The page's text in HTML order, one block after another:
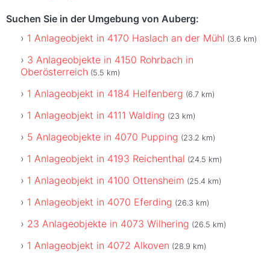
Suchen Sie in der Umgebung von Auberg:
1 Anlageobjekt in 4170 Haslach an der Mühl (3.6 km)
3 Anlageobjekte in 4150 Rohrbach in
Oberösterreich (5.5 km)
1 Anlageobjekt in 4184 Helfenberg (6.7 km)
1 Anlageobjekt in 4111 Walding (23 km)
5 Anlageobjekte in 4070 Pupping (23.2 km)
1 Anlageobjekt in 4193 Reichenthal (24.5 km)
1 Anlageobjekt in 4100 Ottensheim (25.4 km)
1 Anlageobjekt in 4070 Eferding (26.3 km)
23 Anlageobjekte in 4073 Wilhering (26.5 km)
1 Anlageobjekt in 4072 Alkoven (28.9 km)